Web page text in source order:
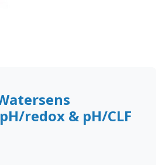
redox & pH/CLF